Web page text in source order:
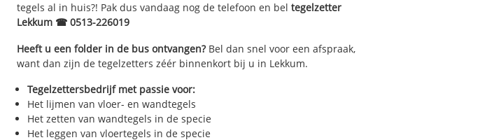
tegels al in huis?! Pak dus vandaag nog de telefoon en bel tegelzetter
Lekkum ☎ 0513-226019
Heeft u een folder in de bus ontvangen?Bel dan snel voor een afspraak,
want dan zijn de tegelzetters zéér binnenkort bij u in Lekkum.
Tegelzettersbedrijf met passie voor:
Het lijmen van vloer- en wandtegels
Het zetten van wandtegels in de specie
Het leggen van vloertegels in de specie